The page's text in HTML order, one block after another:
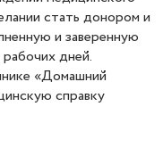
стать донором и
и заверенную
дней.
«Домашний
справку